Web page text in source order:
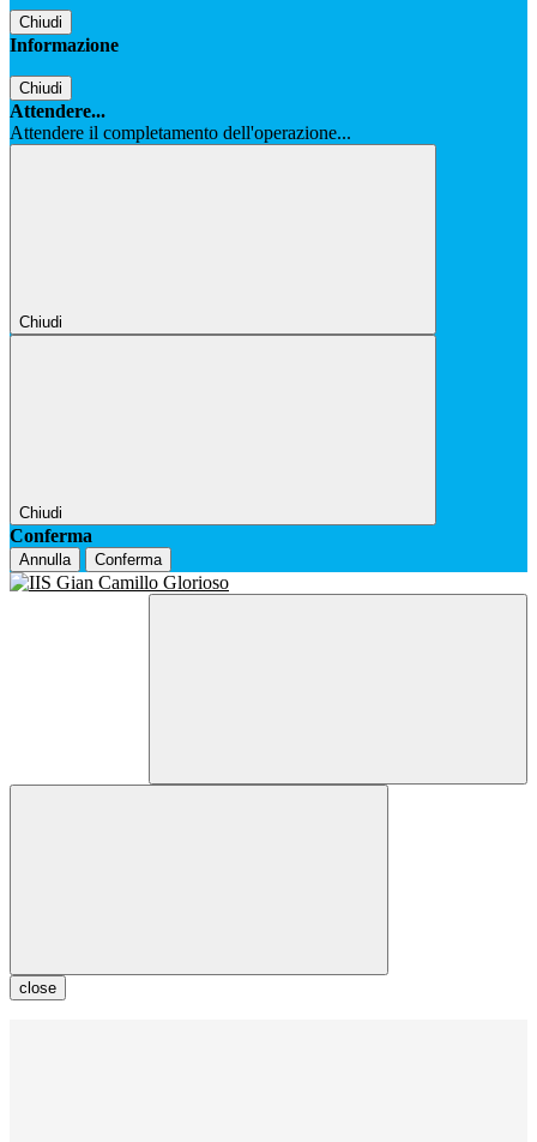
Chiudi
Informazione
Chiudi
Attendere...
Attendere il completamento dell'operazione...
Chiudi
Chiudi
Conferma
Annulla Conferma
close